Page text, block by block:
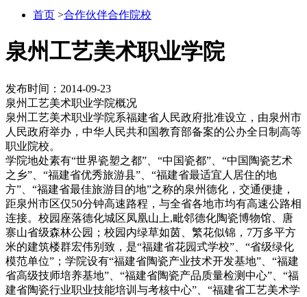
首页 >合作伙伴合作院校
泉州工艺美术职业学院
发布时间：2014-09-23
泉州工艺美术职业学院概况
泉州工艺美术职业学院系福建省人民政府批准设立，由泉州市
人民政府举办，中华人民共和国教育部备案的公办全日制高等
职业院校。
学院地处素有“世界瓷塑之都”、“中国瓷都”、“中国陶瓷艺术
之乡”、“福建省优秀旅游县”、“福建省最适宜人居住的地
方”、“福建省最佳旅游目的地”之称的泉州德化，交通便捷，
距泉州市区仅50分钟高速路程，与全省各地市均有高速公路相
连接。校园座落德化城区凤凰山上,毗邻德化陶瓷博物馆、唐
寨山省级森林公园；校园内绿草如茵、繁花似锦，7万多平方
米的建筑楼群宏伟别致，是“福建省花园式学校”、“省级绿化
模范单位”；学院设有“福建省陶瓷产业技术开发基地”、“福建
省高级技师培养基地”、“福建省陶瓷产品质量检测中心”、“福
建省陶瓷行业职业技能培训与考核中心”、“福建省工艺美术学